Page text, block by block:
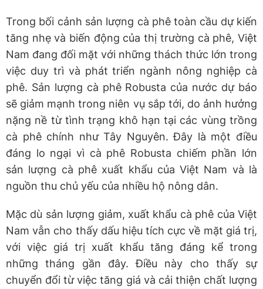
Trong bối cảnh sản lượng cà phê toàn cầu dự kiến
tăng nhẹ và biến động của thị trường cà phê, Việt
Nam đang đối mặt với những thách thức lớn trong
việc duy trì và phát triển ngành nông nghiệp cà
phê. Sản lượng cà phê Robusta của nước dự báo
sẽ giảm mạnh trong niên vụ sắp tới, do ảnh hưởng
nặng nề từ tình trạng khô hạn tại các vùng trồng
cà phê chính như Tây Nguyên. Đây là một điều
đáng lo ngại vì cà phê Robusta chiếm phần lớn
sản lượng cà phê xuất khẩu của Việt Nam và là
nguồn thu chủ yếu của nhiều hộ nông dân.
Mặc dù sản lượng giảm, xuất khẩu cà phê của Việt
Nam vẫn cho thấy dấu hiệu tích cực về mặt giá trị,
với việc giá trị xuất khẩu tăng đáng kể trong
những tháng gần đây. Điều này cho thấy sự
chuyển đổi từ việc tăng giá và cải thiện chất lượng